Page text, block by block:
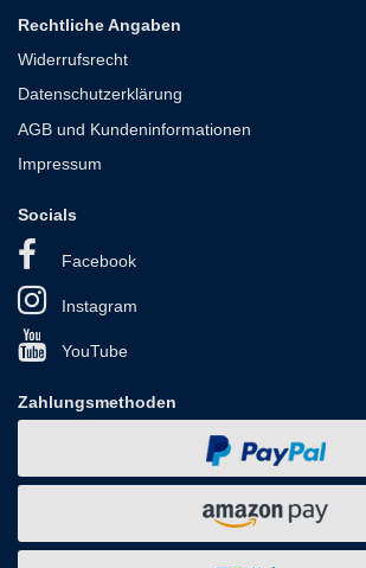
Rechtliche Angaben
Widerrufsrecht
Datenschutzerklärung
AGB und Kundeninformationen
Impressum
Socials
Facebook
Instagram
YouTube
Zahlungsmethoden